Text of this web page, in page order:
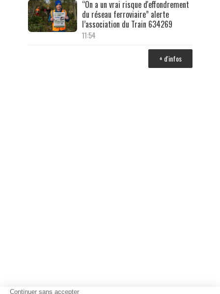
“On a un vrai risque d'effondrement
du réseau ferroviaire” alerte
l’association du Train 634269
11:54
+ d'infos